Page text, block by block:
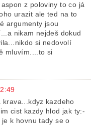
z poloviny to co já
urazit ale ted na to
argumenty jsou
nikam nejdeš dokud
si nedovolí
mluvím....to si
krava...kdyz kazdeho
cist kazdy hlod jak ty:-
k hovnu tady se o